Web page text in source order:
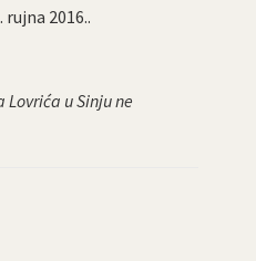
rujna 2016..
u Sinju ne